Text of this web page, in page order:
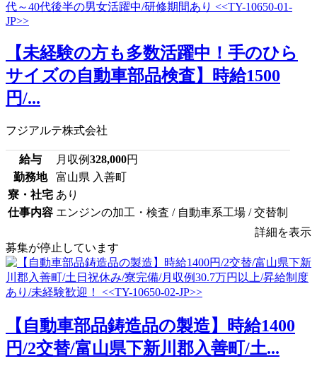
【未経験の方も多数活躍中！手のひら
サイズの自動車部品検査】時給1500
円/...
フジアルテ株式会社
給与 月収例328,000円
勤務地
富山県 入善町
寮・社宅 あり
仕事内容 エンジンの加工・検査 / 自動車系工場 / 交替制
詳細を表示
募集が停止しています
【自動車部品鋳造品の製造】時給1400
円/2交替/富山県下新川郡入善町/土...